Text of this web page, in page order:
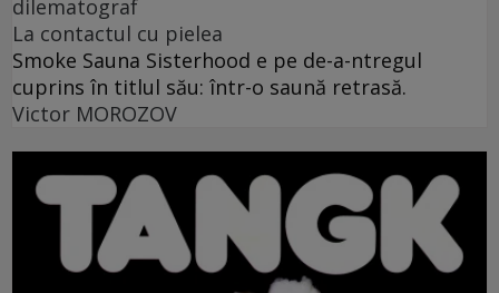
dilematograf
La contactul cu pielea
Smoke Sauna Sisterhood e pe de-a-ntregul
cuprins în titlul său: într-o saună retrasă.
Victor MOROZOV